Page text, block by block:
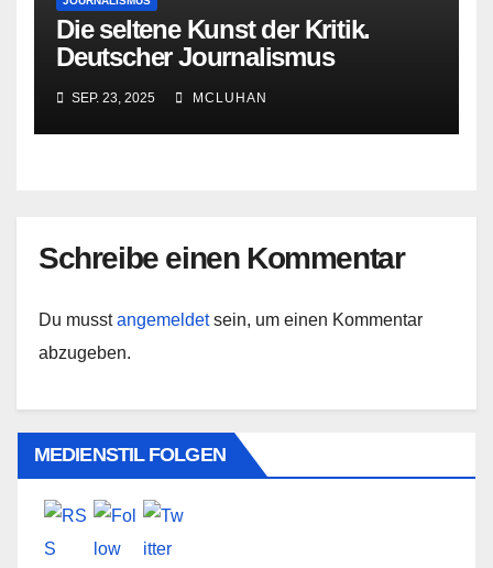
Die seltene Kunst der Kritik.
Deutscher Journalismus
Widerspruch
SEP. 23, 2025 MCLUHAN
Schreibe einen Kommentar
Du musstangemeldetsein, um einen Kommentar
abzugeben.
MEDIENSTIL FOLGEN